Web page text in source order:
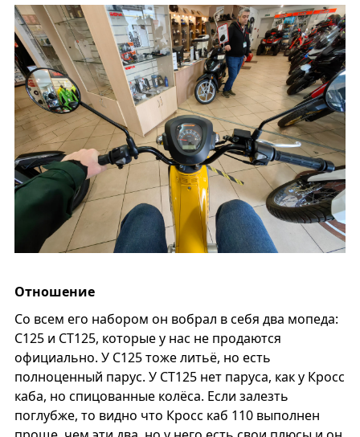
Отношение
Со всем его набором он вобрал в себя два мопеда:
С125 и СТ125, которые у нас не продаются
официально. У С125 тоже литьё, но есть
полноценный парус. У СТ125 нет паруса, как у Кросс
каба, но спицованные колёса. Если залезть
поглубже, то видно что Кросс каб 110 выполнен